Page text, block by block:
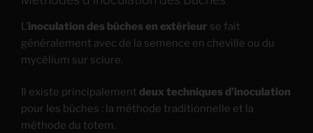
L’inoculation des bûches en extérieur se fait
généralement avec de la semence en cheville ou du
mycélium sur sciure.
Il existe principalement deux techniques d’inoculation
pour les bûches : la méthode traditionnelle et la
méthode du totem.